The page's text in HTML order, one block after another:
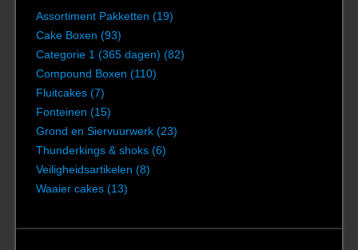
Assortiment Pakketten (19)
Cake Boxen (93)
Categorie 1 (365 dagen) (82)
Compound Boxen (110)
Fluitcakes (7)
Fonteinen (15)
Grond en Siervuurwerk (23)
Thunderkings & shoks (6)
Veiligheidsartikelen (8)
Waaier cakes (13)